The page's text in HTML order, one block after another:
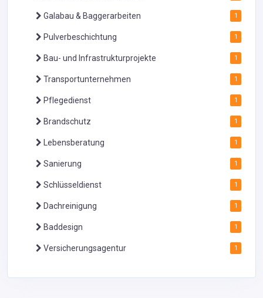
Galabau & Baggerarbeiten 1
Pulverbeschichtung 1
Bau- und Infrastrukturprojekte 1
Transportunternehmen 1
Pflegedienst 1
Brandschutz 1
Lebensberatung 1
Sanierung 1
Schlüsseldienst 1
Dachreinigung 1
Baddesign 1
Versicherungsagentur 1